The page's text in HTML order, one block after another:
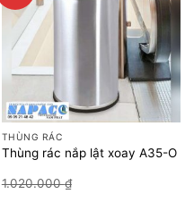
THÙNG RÁC
Thùng rác nắp lật xoay A35-O
1.020.000₫